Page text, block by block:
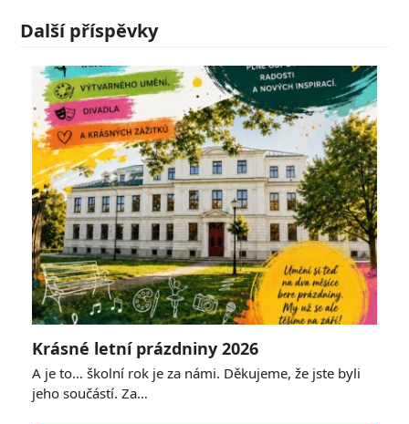
Další příspěvky
Krásné letní prázdniny 2026
A je to… školní rok je za námi. Děkujeme, že jste byli
jeho součástí. Za…